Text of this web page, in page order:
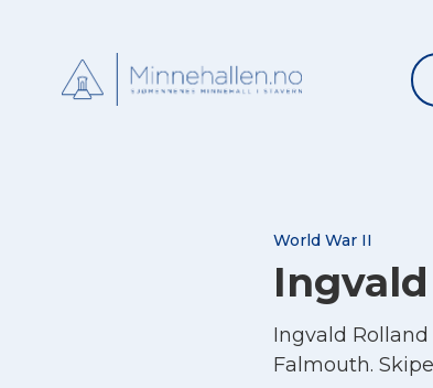
World War II
Ingvald Rolland
Falmouth.